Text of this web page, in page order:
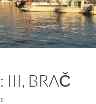
III, BRAČ